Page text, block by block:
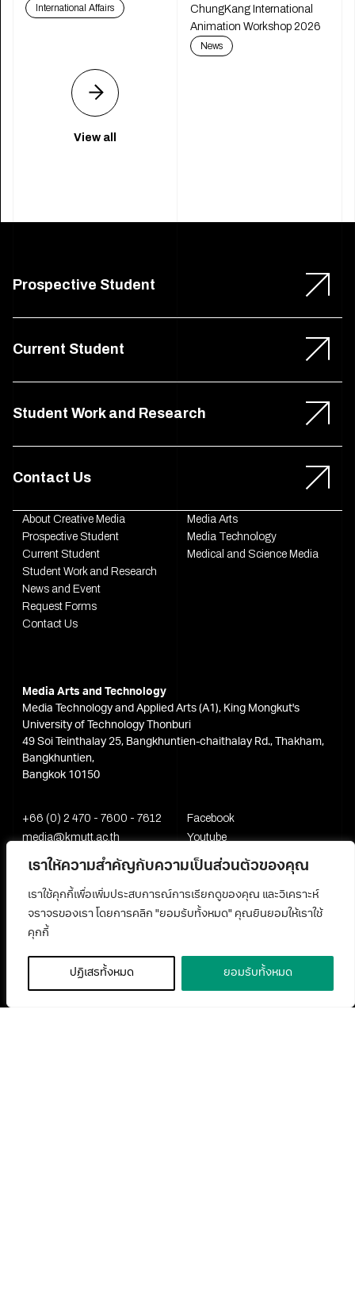
เราให้ความสำคัญกับความเป็นส่วนตัวของคุณ
เราใช้คุกกี้เพื่อเพิ่มประสบการณ์การเรียกดูของคุณ และวิเคราะห์
จราจรของเรา โดยการคลิก "ยอมรับทั้งหมด" คุณยินยอมให้เราใช้
คุกกี้
ปฏิเสธทั้งหมด ยอมรับทั้งหมด
International Affairs
ChungKang International
Animation Workshop 2026
News
View all
Prospective Student
Current Student
Student Work and Research
Contact Us
About Creative Media
Prospective Student
Current Student
Student Work and Research
News and Event
Request Forms
Contact Us
Media Arts
Media Technology
Medical and Science Media
Media Arts and Technology
Media Technology and Applied Arts (A1), King Mongkut's
University of Technology Thonburi
49 Soi Teinthalay 25, Bangkhuntien-chaithalay Rd., Thakham,
Bangkhuntien,
Bangkok 10150
+66 (0) 2 470 - 7600 - 7612
media@kmutt.ac.th
Facebook
Youtube